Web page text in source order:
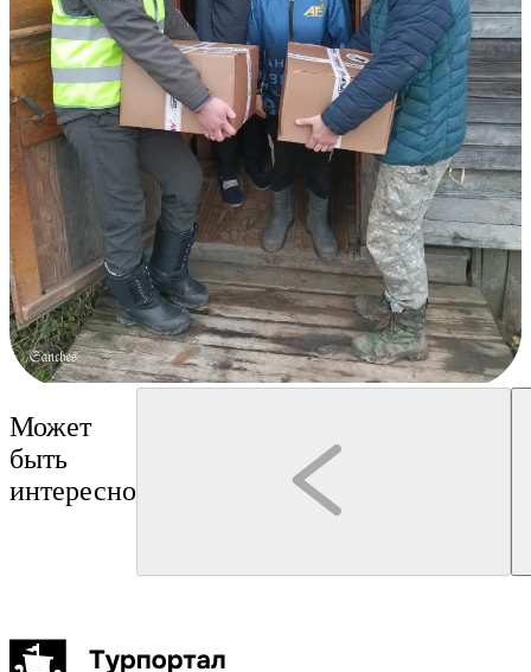
Может
быть
интересно
провинциального городка"